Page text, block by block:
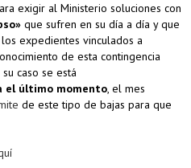
exigir al Ministerio soluciones con
que sufren en su día a día y que
expedientes vinculados a
de esta contingencia
caso se está
el último momento, el mes
de este tipo de bajas para que